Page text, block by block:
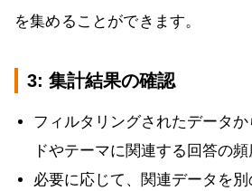
を集めることができます。
3: 集計結果の確認
フィルタリングされたデータ
ドやテーマに関連する回答の
必要に応じて、関連データを